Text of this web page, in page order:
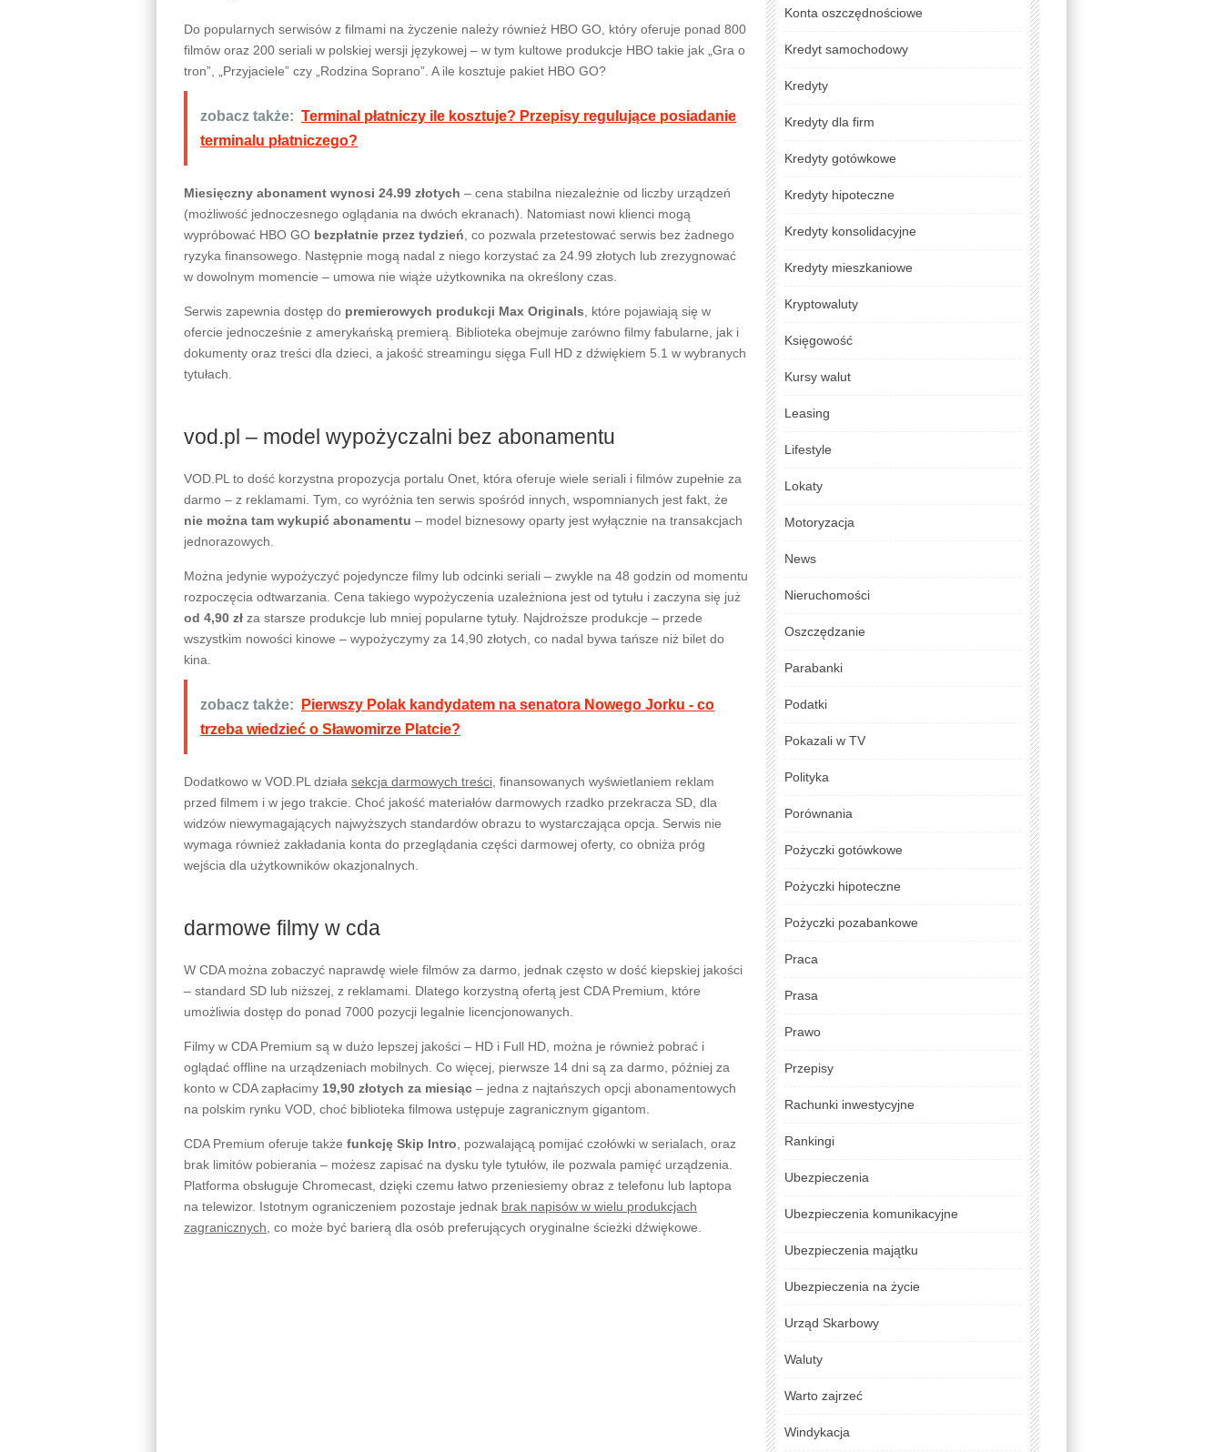
Do popularnych serwisów z filmami na życzenie należy również HBO GO, który oferuje ponad 800
filmów oraz 200 seriali w polskiej wersji językowej – w tym kultowe produkcje HBO takie jak „Gra o
tron”, „Przyjaciele” czy „Rodzina Soprano”. A ile kosztuje pakiet HBO GO?
zobacz także: Terminal płatniczy ile kosztuje? Przepisy regulujące posiadanie
terminalu płatniczego?
Miesięczny abonament wynosi 24.99 złotych – cena stabilna niezależnie od liczby urządzeń
(możliwość jednoczesnego oglądania na dwóch ekranach). Natomiast nowi klienci mogą
wypróbować HBO GO bezpłatnie przez tydzień , co pozwala przetestować serwis bez żadnego
ryzyka finansowego. Następnie mogą nadal z niego korzystać za 24.99 złotych lub zrezygnować
w dowolnym momencie – umowa nie wiąże użytkownika na określony czas.
Serwis zapewnia dostęp do premierowych produkcji Max Originals , które pojawiają się w
ofercie jednocześnie z amerykańską premierą. Biblioteka obejmuje zarówno filmy fabularne, jak i
dokumenty oraz treści dla dzieci, a jakość streamingu sięga Full HD z dźwiękiem 5.1 w wybranych
tytułach.
vod.pl – model wypożyczalni bez abonamentu
VOD.PL to dość korzystna propozycja portalu Onet, która oferuje wiele seriali i filmów zupełnie za
darmo – z reklamami. Tym, co wyróżnia ten serwis spośród innych, wspomnianych jest fakt, że
nie można tam wykupić abonamentu – model biznesowy oparty jest wyłącznie na transakcjach
jednorazowych.
Można jedynie wypożyczyć pojedyncze filmy lub odcinki seriali – zwykle na 48 godzin od momentu
rozpoczęcia odtwarzania. Cena takiego wypożyczenia uzależniona jest od tytułu i zaczyna się już
od 4,90 zł za starsze produkcje lub mniej popularne tytuły. Najdroższe produkcje – przede
wszystkim nowości kinowe – wypożyczymy za 14,90 złotych, co nadal bywa tańsze niż bilet do
kina.
zobacz także:
Pierwszy Polak kandydatem na senatora Nowego Jorku - co
trzeba wiedzieć o Sławomirze Platcie?
Dodatkowo w VOD.PL działa sekcja darmowych treści , finansowanych wyświetlaniem reklam
przed filmem i w jego trakcie. Choć jakość materiałów darmowych rzadko przekracza SD, dla
widzów niewymagających najwyższych standardów obrazu to wystarczająca opcja. Serwis nie
wymaga również zakładania konta do przeglądania części darmowej oferty, co obniża próg
wejścia dla użytkowników okazjonalnych.
darmowe filmy w cda
W CDA można zobaczyć naprawdę wiele filmów za darmo, jednak często w dość kiepskiej jakości
– standard SD lub niższej, z reklamami. Dlatego korzystną ofertą jest CDA Premium, które
umożliwia dostęp do ponad 7000 pozycji legalnie licencjonowanych.
Filmy w CDA Premium są w dużo lepszej jakości – HD i Full HD, można je również pobrać i
oglądać offline na urządzeniach mobilnych. Co więcej, pierwsze 14 dni są za darmo, później za
konto w CDA zapłacimy 19,90 złotych za miesiąc – jedna z najtańszych opcji abonamentowych
na polskim rynku VOD, choć biblioteka filmowa ustępuje zagranicznym gigantom.
CDA Premium oferuje także funkcję Skip Intro , pozwalającą pomijać czołówki w serialach, oraz
brak limitów pobierania – możesz zapisać na dysku tyle tytułów, ile pozwala pamięć urządzenia.
Platforma obsługuje Chromecast, dzięki czemu łatwo przeniesiemy obraz z telefonu lub laptopa
na telewizor. Istotnym ograniczeniem pozostaje jednak brak napisów w wielu produkcjach
zagranicznych , co może być barierą dla osób preferujących oryginalne ścieżki dźwiękowe.
Konta oszczędnościowe
Kredyt samochodowy
Kredyty
Kredyty dla firm
Kredyty gotówkowe
Kredyty hipoteczne
Kredyty konsolidacyjne
Kredyty mieszkaniowe
Kryptowaluty
Księgowość
Kursy walut
Leasing
Lifestyle
Lokaty
Motoryzacja
News
Nieruchomości
Oszczędzanie
Parabanki
Podatki
Pokazali w TV
Polityka
Porównania
Pożyczki gotówkowe
Pożyczki hipoteczne
Pożyczki pozabankowe
Praca
Prasa
Prawo
Przepisy
Rachunki inwestycyjne
Rankingi
Ubezpieczenia
Ubezpieczenia komunikacyjne
Ubezpieczenia majątku
Ubezpieczenia na życie
Urząd Skarbowy
Waluty
Warto zajrzeć
Windykacja